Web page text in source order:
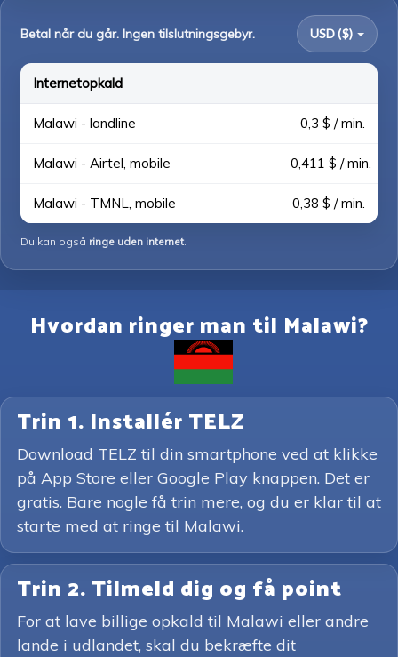
Betal når du går. Ingen tilslutningsgebyr. USD ($)
Internetopkald
Malawi - landline 0,3 $ / min.
Malawi - Airtel, mobile 0,411 $ / min.
Malawi - TMNL, mobile 0,38 $ / min.
Du kan også ringe uden internet.
Hvordan ringer man til Malawi?
Trin 1. Installér TELZ
Download TELZ til din smartphone ved at klikke
på App Store eller Google Play knappen. Det er
gratis. Bare nogle få trin mere, og du er klar til at
starte med at ringe til Malawi.
Trin 2. Tilmeld dig og få point
For at lave billige opkald til Malawi eller andre
lande i udlandet, skal du bekræfte dit